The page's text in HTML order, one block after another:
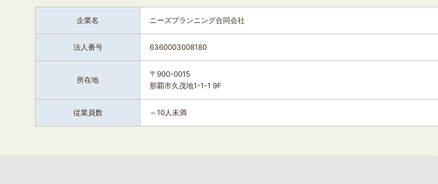
企業名 ニーズプランニング合同会社
法人番号 6360003008180
所在地
〒900-0015
那覇市久茂地1-1-1 9F
従業員数 ～10人未満